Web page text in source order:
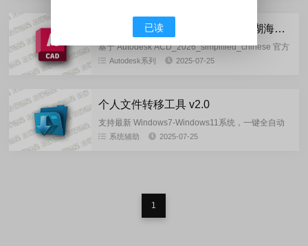
Autodesk AutoCAD 2026.0.1 珊瑚海精简优化版
基于 Autodesk ACD_2026_simplified_chinese 官方
版本精简制作，集成 AutoCAD_2026.0.1_Update 通
Autodesk系列 2025-07-25
个人文件转移工具 v2.0
支持最新 Windows7-Windows11系统，一键全自动
转移个人资料到D:\盘，亦可自定义设置文件夹路
系统辅助 2025-07-25
1
已读